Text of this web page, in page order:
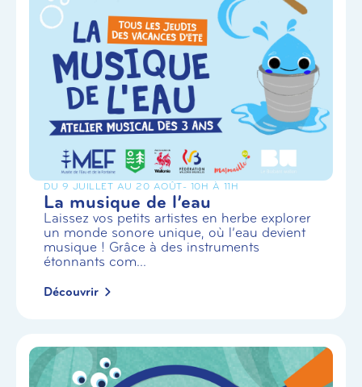
DU 9 JUILLET AU 20 AOÛT- 10H À 11H
La musique de l’eau
Laissez vos petits artistes en herbe explorer
un monde sonore unique, où l’eau devient
musique ! Grâce à des instruments
étonnants com...
Découvrir